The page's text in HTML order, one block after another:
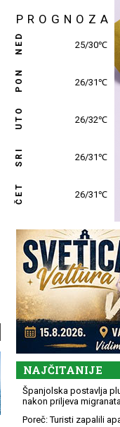
PROGNOZA
NED 25/30℃
PON 26/31℃
UTO 26/32℃
SRI 26/31℃
ČET 26/31℃
NAJČITANIJE
Španjolska postavlja
nakon priljeva
Poreč: Turisti zapalili